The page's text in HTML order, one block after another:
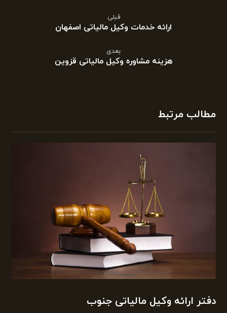
قبلی
ارائه خدمات وکیل مالیاتی اصفهان
بعدی
هزینه مشاوره وکیل مالیاتی قزوین
مطالب مرتبط
دفتر ارائه وکیل مالیاتی جنوب